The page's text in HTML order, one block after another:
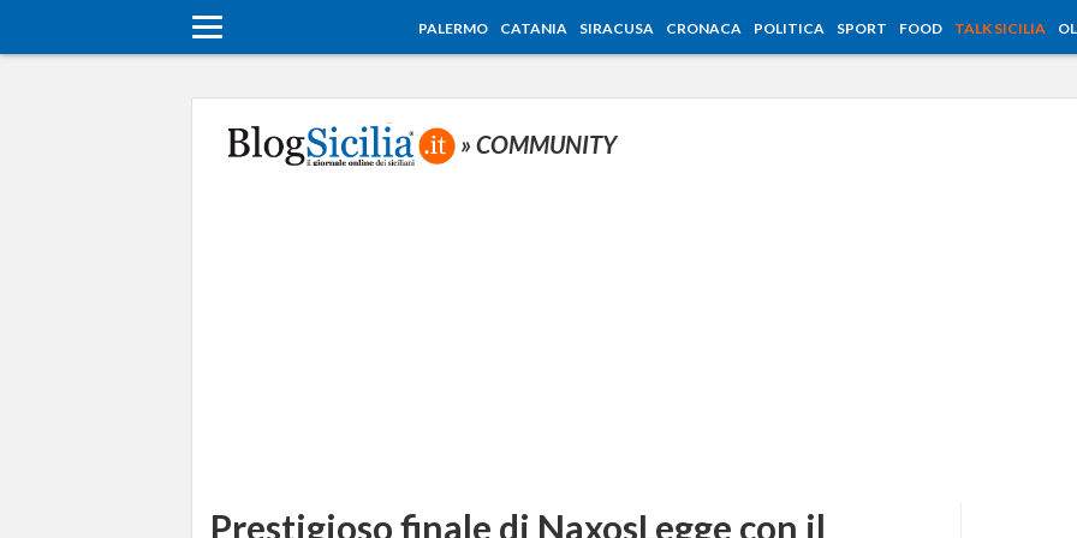
PALERMO CATANIA SIRACUSA CRONACA POLITICA SPORT FOOD TALK SICILIA
» COMMUNITY
Prestigioso finale di NaxosLegge con il